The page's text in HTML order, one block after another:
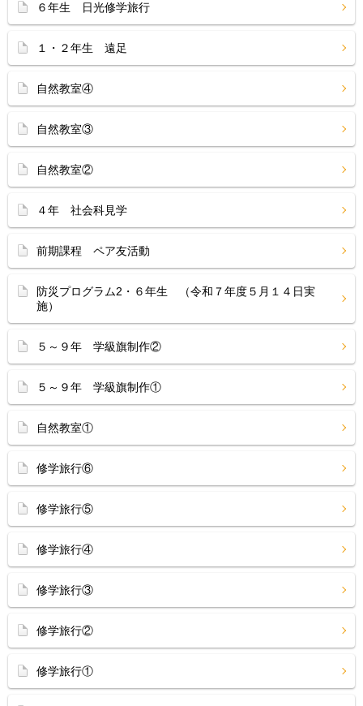
６年生 日光修学旅行
１・２年生 遠足
自然教室④
自然教室③
自然教室②
４年 社会科見学
前期課程 ペア友活動
防災プログラム2・６年生 （令和７年度５月１４日実
施）
５～９年 学級旗制作②
５～９年 学級旗制作①
自然教室①
修学旅行⑥
修学旅行⑤
修学旅行④
修学旅行③
修学旅行②
修学旅行①